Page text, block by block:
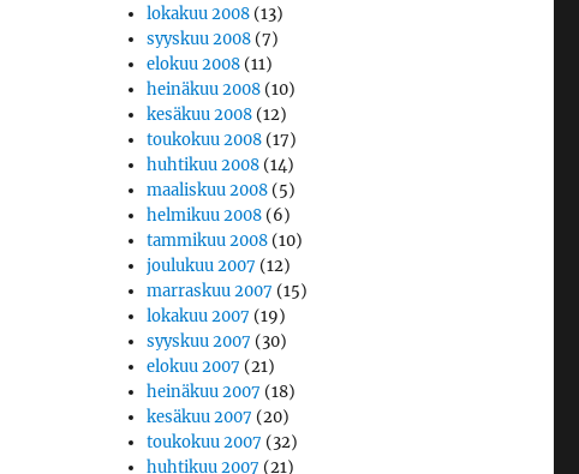
lokakuu 2008 (13)
syyskuu 2008 (7)
elokuu 2008 (11)
heinäkuu 2008 (10)
kesäkuu 2008 (12)
toukokuu 2008 (17)
huhtikuu 2008 (14)
maaliskuu 2008 (5)
helmikuu 2008 (6)
tammikuu 2008 (10)
joulukuu 2007 (12)
marraskuu 2007 (15)
lokakuu 2007 (19)
syyskuu 2007 (30)
elokuu 2007 (21)
heinäkuu 2007 (18)
kesäkuu 2007 (20)
toukokuu 2007 (32)
huhtikuu 2007 (21)